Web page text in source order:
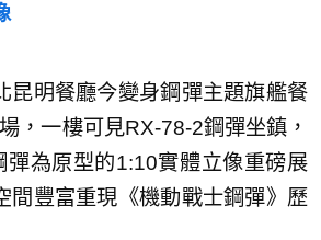
昆明餐廳今變身鋼彈主題旗艦餐
，一樓可見RX-78-2鋼彈坐鎮，
彈為原型的1:10實體立像重磅展
間豐富重現《機動戰士鋼彈》歷